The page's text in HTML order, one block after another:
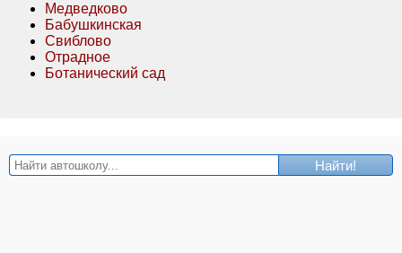
Медведково
Бабушкинская
Свиблово
Отрадное
Ботанический сад
Найти!